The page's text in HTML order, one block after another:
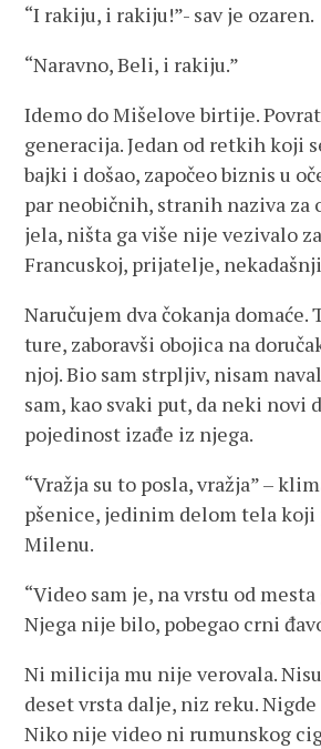
“I rakiju, i rakiju!”- sav je ozaren.
“Naravno, Beli, i rakiju.”
Idemo do Mišelove birtije.
generacija. Jedan od retkih koji
bajki i došao, započeo biznis u
par neobičnih, stranih naziva za
jela, ništa ga više nije vezivalo
Francuskoj, prijatelje,
Naručujem dva čokanja domaće.
ture, zaboravši obojica na
njoj. Bio sam strpljiv, nisam
sam, kao svaki put, da neki novi
pojedinost izađe iz njega.
“Vražja su to posla, vražja” –
pšenice, jedinim delom tela
Milenu.
“Video sam je, na vrstu od
Njega nije bilo, pobegao crni
Ni milicija mu nije verovala.
deset vrsta dalje, niz reku.
Niko nije video ni rumunskog